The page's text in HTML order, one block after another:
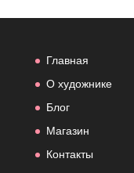
Главная
О художнике
Блог
Магазин
Контакты